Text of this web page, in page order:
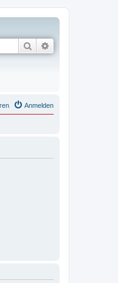
Suche
Anmelden